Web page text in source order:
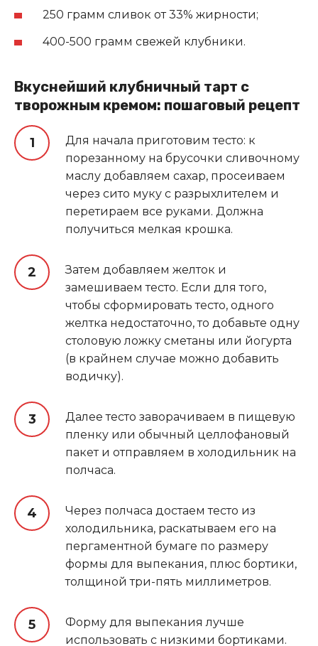
250 грамм сливок от 33% жирности;
400-500 грамм свежей клубники.
Вкуснейший клубничный тарт с
творожным кремом: пошаговый рецепт
Для начала приготовим тесто: к
порезанному на брусочки сливочному
маслу добавляем сахар, просеиваем
через сито муку с разрыхлителем и
перетираем все руками. Должна
получиться мелкая крошка.
Затем добавляем желток и
замешиваем тесто. Если для того,
чтобы сформировать тесто, одного
желтка недостаточно, то добавьте одну
столовую ложку сметаны или йогурта
(в крайнем случае можно добавить
водичку).
Далее тесто заворачиваем в пищевую
пленку или обычный целлофановый
пакет и отправляем в холодильник на
полчаса.
Через полчаса достаем тесто из
холодильника, раскатываем его на
пергаментной бумаге по размеру
формы для выпекания, плюс бортики,
толщиной три-пять миллиметров.
Форму для выпекания лучше
использовать с низкими бортиками.